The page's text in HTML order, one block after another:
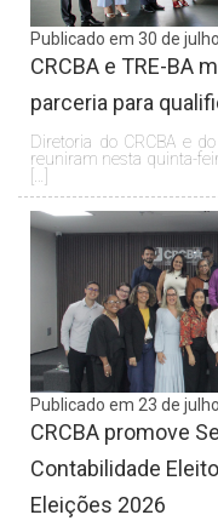
Publicado em 30 de
CRCBA e TRE-BA
parceria para
Diretoria do CRCBA e
reuniram nesta quinta-
Publicado em 23 de
CRCBA promove
Contabilidade
Eleições 2026